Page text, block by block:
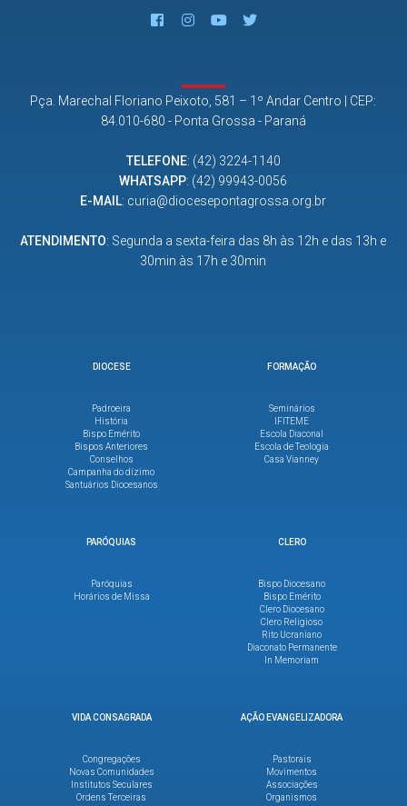
Pça. Marechal Floriano Peixoto, 581 – 1º Andar Centro | CEP:
84.010-680 - Ponta Grossa - Paraná
TELEFONE: (42) 3224-1140
WHATSAPP: (42) 99943-0056
E-MAIL: curia@diocesepontagrossa.org.br
ATENDIMENTO: Segunda a sexta-feira das 8h às 12h e das 13h e
30min às 17h e 30min
DIOCESE
Padroeira
História
Bispo Emérito
Bispos Anteriores
Conselhos
Campanha do dízimo
Santuários Diocesanos
FORMAÇÃO
Seminários
IFITEME
Escola Diaconal
Escola de Teologia
Casa Vianney
PARÓQUIAS
Paróquias
Horários de Missa
CLERO
Bispo Diocesano
Bispo Emérito
Clero Diocesano
Clero Religioso
Rito Ucraniano
Diaconato Permanente
In Memoriam
VIDA CONSAGRADA
Congregações
Novas Comunidades
Institutos Seculares
Ordens Terceiras
AÇÃO EVANGELIZADORA
Pastorais
Movimentos
Associações
Organismos